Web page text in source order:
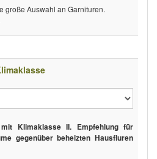
große Auswahl an Garnituren.
Klimaklasse II. Empfehlung für
gegenüber beheizten Hausfluren